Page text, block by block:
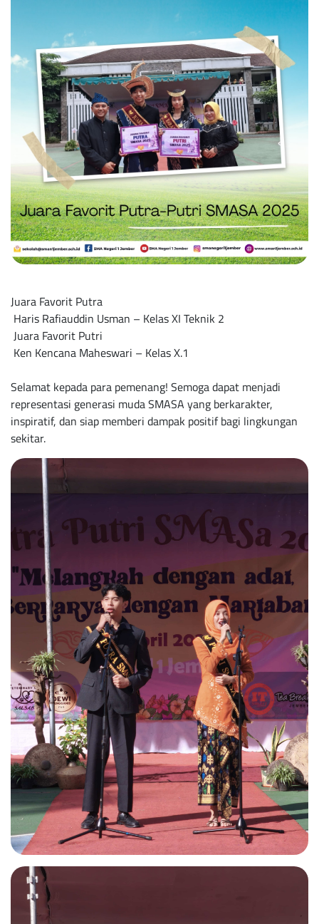
Juara Favorit Putra
Haris Rafiauddin Usman – Kelas XI Teknik 2
Juara Favorit Putri
Ken Kencana Maheswari – Kelas X.1
Selamat kepada para pemenang! Semoga dapat menjadi
representasi generasi muda SMASA yang berkarakter,
inspiratif, dan siap memberi dampak positif bagi lingkungan
sekitar.